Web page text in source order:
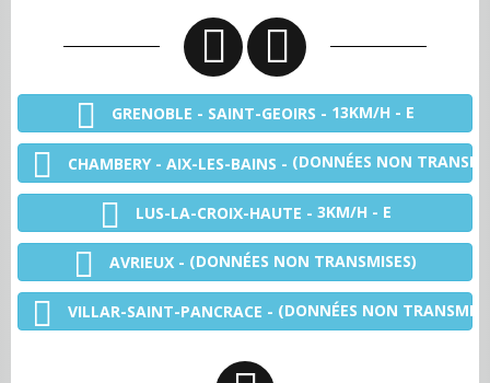
GRENOBLE - SAINT-GEOIRS - 13KM/H - E
CHAMBERY - AIX-LES-BAINS - (DONNÉES NON
LUS-LA-CROIX-HAUTE - 3KM/H - E
AVRIEUX - (DONNÉES NON TRANSMISES)
VILLAR-SAINT-PANCRACE - (DONNÉES NON